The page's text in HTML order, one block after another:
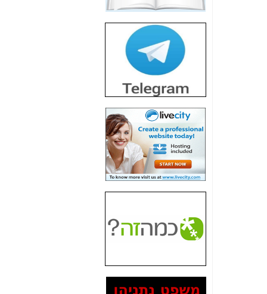
הדומה לזו של "תיק
4000" אך בתחום
הסלולר -
חשיפת מה שלא
רוצים שתדעו בעניין
פריסת אנלימיטד
(בניחוח בלתי נסבל) -
כאן
חשיפה: איוב קרא
אישר לקבוצת סלקום
בדיוק מה שביבי אישר
כאן
האם השר איוב קרא
היה צריך בכלל לחתום
על האישור, שנתן
האם ביבי וקרא קבלו
בכלל תמורה עבור
המסמכים בנושא בזק-
Yes (תיק 4000)